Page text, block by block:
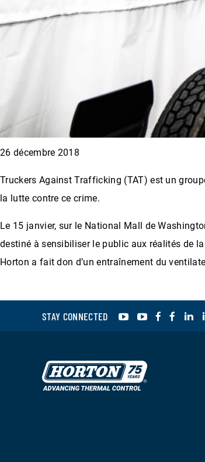
26 décembre 2018
Truckers Against Trafficking (TAT) est un
la lutte contre ce crime.
Le 15 janvier, sur le National Mall de
destiné à sensibiliser le public aux réalités de
Horton a fait don d’un entraînement du
STAY CONNECTED YouTubeYouTube